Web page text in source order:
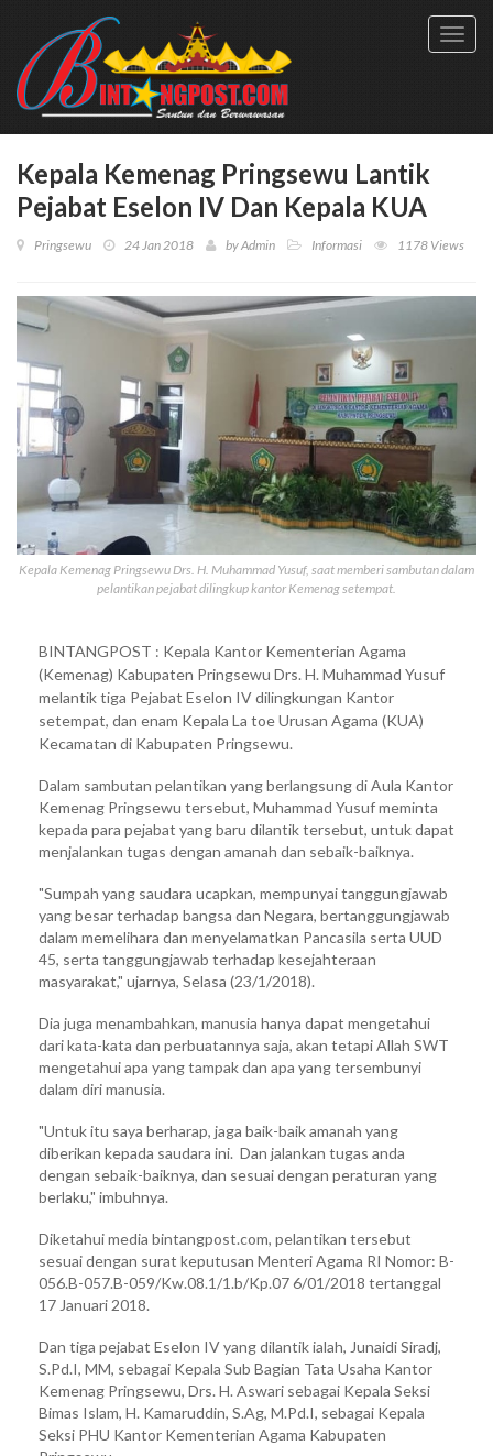
Kepala Kemenag Pringsewu Lantik
Pejabat Eselon IV Dan Kepala KUA
Pringsewu 24 Jan 2018 byAdmin Informasi 1178 Views
Kepala Kemenag Pringsewu Drs. H. Muhammad Yusuf, saat memberi sambutan dalam
pelantikan pejabat dilingkup kantor Kemenag setempat.
BINTANGPOST : Kepala Kantor Kementerian Agama
(Kemenag) Kabupaten Pringsewu Drs. H. Muhammad Yusuf
melantik tiga Pejabat Eselon IV dilingkungan Kantor
setempat, dan enam Kepala La toe Urusan Agama (KUA)
Kecamatan di Kabupaten Pringsewu.
Dalam sambutan pelantikan yang berlangsung di Aula Kantor
Kemenag Pringsewu tersebut, Muhammad Yusuf meminta
kepada para pejabat yang baru dilantik tersebut, untuk dapat
menjalankan tugas dengan amanah dan sebaik-baiknya.
"Sumpah yang saudara ucapkan, mempunyai tanggungjawab
yang besar terhadap bangsa dan Negara, bertanggungjawab
dalam memelihara dan menyelamatkan Pancasila serta UUD
45, serta tanggungjawab terhadap kesejahteraan
masyarakat," ujarnya, Selasa (23/1/2018).
Dia juga menambahkan, manusia hanya dapat mengetahui
dari kata-kata dan perbuatannya saja, akan tetapi Allah SWT
mengetahui apa yang tampak dan apa yang tersembunyi
dalam diri manusia.
"Untuk itu saya berharap, jaga baik-baik amanah yang
diberikan kepada saudara ini. Dan jalankan tugas anda
dengan sebaik-baiknya, dan sesuai dengan peraturan yang
berlaku," imbuhnya.
Diketahui media bintangpost.com, pelantikan tersebut
sesuai dengan surat keputusan Menteri Agama RI Nomor: B-
056.B-057.B-059/Kw.08.1/1.b/Kp.07 6/01/2018 tertanggal
17 Januari 2018.
Dan tiga pejabat Eselon IV yang dilantik ialah, Junaidi Siradj,
S.Pd.I, MM, sebagai Kepala Sub Bagian Tata Usaha Kantor
Kemenag Pringsewu, Drs. H. Aswari sebagai Kepala Seksi
Bimas Islam, H. Kamaruddin, S.Ag, M.Pd.I, sebagai Kepala
Seksi PHU Kantor Kementerian Agama Kabupaten